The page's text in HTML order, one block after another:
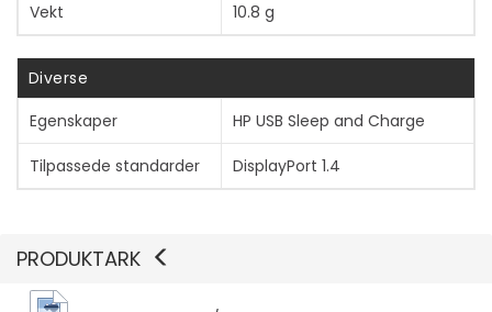
Vekt 10.8 g
Diverse
Egenskaper
HP USB Sleep and Charge
Tilpassede standarder DisplayPort 1.4
PRODUKTARK